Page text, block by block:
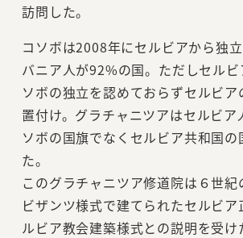
訪問した。
コソボは2008年にセルビアから独
バニア人が92%の国。ただしセル
ソボの独立を認めておらずセルビ
置付け。グラチャニツアはセルビア
ソボの国旗でなくセルビア共和国
た。
このグラチャニツア修道院は６世
ビザンツ様式で建てられたセルビア
ルビア教会建築様式との説明を受け